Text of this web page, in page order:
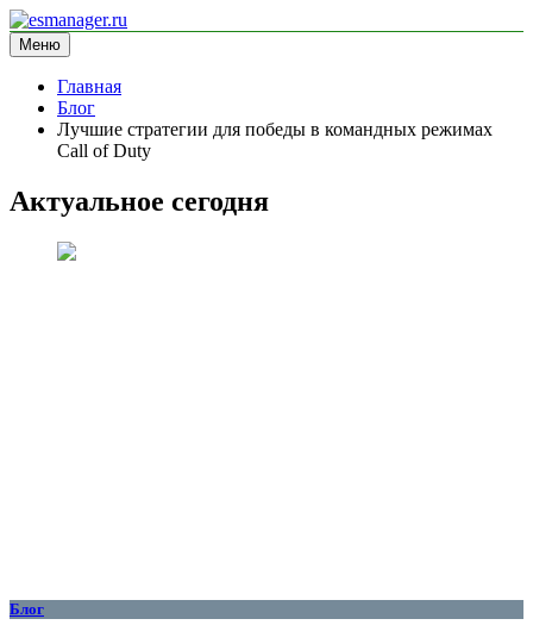
Перейти
к
содержимому
esmanager.ru
информационный сайт
Меню
Главная
Блог
Лучшие стратегии для победы в командных режимах
Call of Duty
Актуальное сегодня
Блог